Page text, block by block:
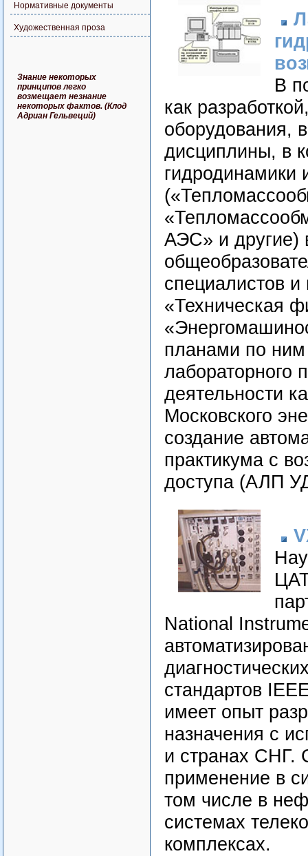
Нормативные документы
Художественная проза
Знание некоторых
принципов легко
возмещает незнание
некоторых фактов. (Клод
Адриан Гельвеций)
В
как
оборудования,
дисциплины, в
гидродинамики
АЭС» и другие)
специалистов
«Техническая
планами по
лабораторного
деятельности
Московского
создание
практикума с
доступа (АЛП
National
стандартов
имеет опыт
назначения с
и странах СНГ.
применение в
том числе в
системах
комплексах.